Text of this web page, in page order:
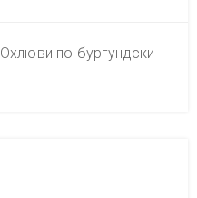
Охлюви по бургундски